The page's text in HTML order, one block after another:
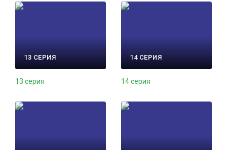
13 СЕРИЯ
13 серия
14 СЕРИЯ
14 серия